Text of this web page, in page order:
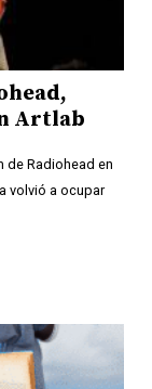
Artlab
de Radiohead en
volvió a ocupar